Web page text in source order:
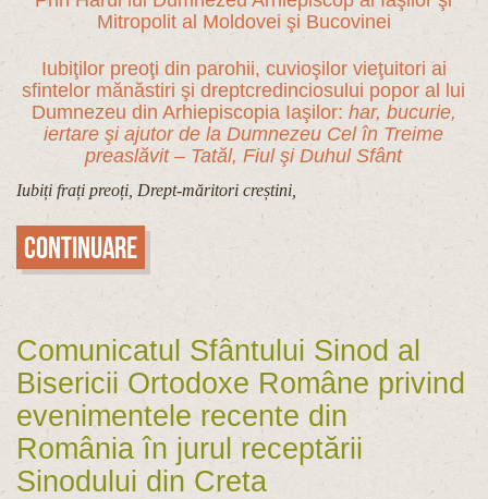
Mitropolit al Moldovei şi Bucovinei
Iubiţilor preoţi din parohii, cuvioşilor vieţuitori ai
sfintelor mănăstiri şi dreptcredinciosului popor al lui
Dumnezeu din Arhiepiscopia Iaşilor: har, bucurie,
iertare şi ajutor de la Dumnezeu Cel în Treime
preaslăvit – Tatăl, Fiul şi Duhul Sfânt
Iubiți frați preoți, Drept-măritori creștini,
Continuare
Comunicatul Sfântului Sinod al
Bisericii Ortodoxe Române privind
evenimentele recente din
România în jurul receptării
Sinodului din Creta